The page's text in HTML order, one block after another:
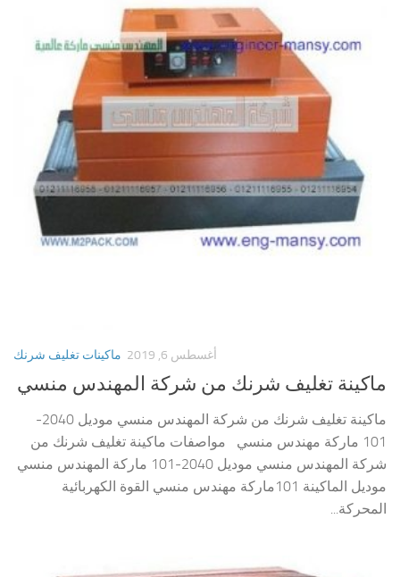
ماكينات تغليف شرنك أغسطس 6, 2019
ماكينة تغليف شرنك من شركة المهندس منسي
ماكينة تغليف شرنك من شركة المهندس منسي موديل 2040-
101 ماركة مهندس منسي مواصفات ماكينة تغليف شرنك من
شركة المهندس منسي موديل 2040-101 ماركة المهندس منسي
موديل الماكينة 101ماركة مهندس منسي القوة الكهربائية
المحركة...